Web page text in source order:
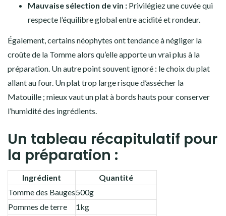
Mauvaise sélection de vin : Privilégiez une cuvée qui
respecte l’équilibre global entre acidité et rondeur.
Également, certains néophytes ont tendance à négliger la
croûte de la Tomme alors qu’elle apporte un vrai plus à la
préparation. Un autre point souvent ignoré : le choix du plat
allant au four. Un plat trop large risque d’assécher la
Matouille ; mieux vaut un plat à bords hauts pour conserver
l’humidité des ingrédients.
Un tableau récapitulatif pour
la préparation :
Ingrédient
Quantité
Tomme des Bauges500g
Pommes de terre
1kg